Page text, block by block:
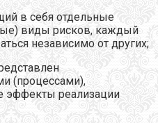
в себя отдельные
виды рисков, каждый
независимо от других;
(процессами),
эффекты реализации